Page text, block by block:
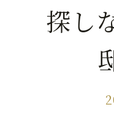
探し